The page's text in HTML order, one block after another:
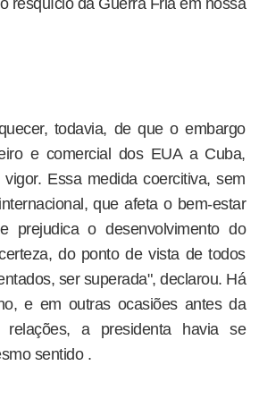
resquício da Guerra Fria em nossa
todavia, de que o embargo
e comercial dos EUA a Cuba,
Essa medida coercitiva, sem
que afeta o bem-estar
prejudica o desenvolvimento do
do ponto de vista de todos
ser superada", declarou. Há
e em outras ocasiões antes da
relações, a presidenta havia se
sentido .